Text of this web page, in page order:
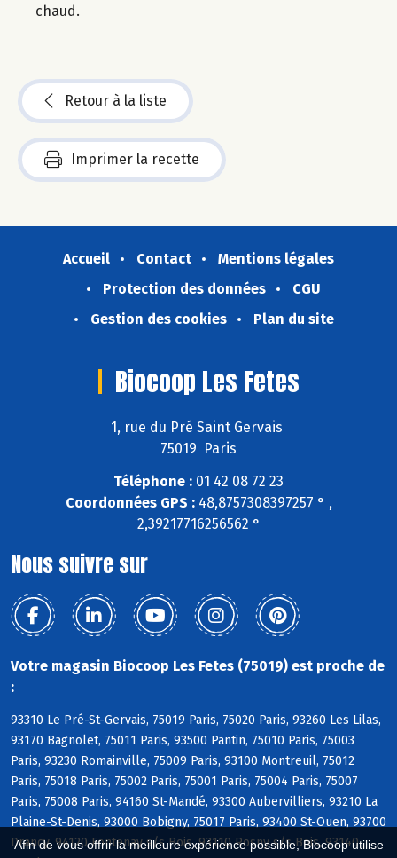
Afin de vous offrir la meilleure expérience possible, Biocoop utilise
chaud.
Retour à la liste
Imprimer la recette
Accueil Contact
Mentions légales
Protection des données
CGU
Gestion des cookies
Plan du site
Biocoop Les Fetes
1, rue du Pré Saint Gervais
75019 Paris
Téléphone : 01 42 08 72 23
Coordonnées GPS :48,8757308397257 ° ,
2,39217716256562 °
Nous suivre sur
Votre magasin Biocoop Les Fetes (75019) est proche de
:
93310 Le Pré-St-Gervais, 75019 Paris, 75020 Paris, 93260 Les Lilas,
93170 Bagnolet, 75011 Paris, 93500 Pantin, 75010 Paris, 75003
Paris, 93230 Romainville, 75009 Paris, 93100 Montreuil, 75012
Paris, 75018 Paris, 75002 Paris, 75001 Paris, 75004 Paris, 75007
Paris, 75008 Paris, 94160 St-Mandé, 93300 Aubervilliers, 93210 La
Plaine-St-Denis, 93000 Bobigny, 75017 Paris, 93400 St-Ouen, 93700
Drancy, 94120 Fontenay s/s Bois, 93110 Rosny s/s Bois, 93140